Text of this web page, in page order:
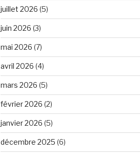
juillet 2026 (5)
juin 2026 (3)
mai 2026 (7)
avril 2026 (4)
mars 2026 (5)
février 2026 (2)
janvier 2026 (5)
décembre 2025 (6)